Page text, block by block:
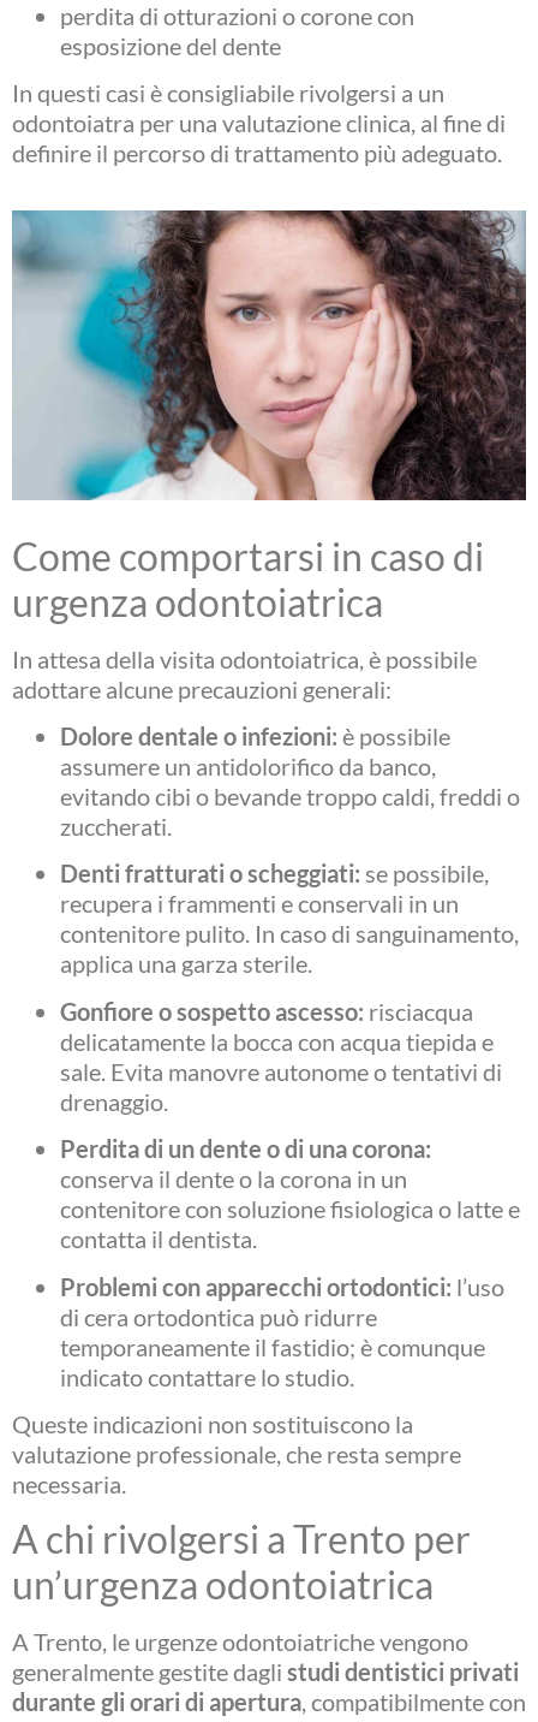
perdita di otturazioni o corone con
esposizione del dente
In questi casi è consigliabile rivolgersi a un
odontoiatra per una valutazione clinica, al fine di
definire il percorso di trattamento più adeguato.
Come comportarsi in caso di
urgenza odontoiatrica
In attesa della visita odontoiatrica, è possibile
adottare alcune precauzioni generali:
Dolore dentale o infezioni: è possibile
assumere un antidolorifico da banco,
evitando cibi o bevande troppo caldi, freddi o
zuccherati.
Denti fratturati o scheggiati: se possibile,
recupera i frammenti e conservali in un
contenitore pulito. In caso di sanguinamento,
applica una garza sterile.
Gonfiore o sospetto ascesso: risciacqua
delicatamente la bocca con acqua tiepida e
sale. Evita manovre autonome o tentativi di
drenaggio.
Perdita di un dente o di una corona:
conserva il dente o la corona in un
contenitore con soluzione fisiologica o latte e
contatta il dentista.
Problemi con apparecchi ortodontici: l’uso
di cera ortodontica può ridurre
temporaneamente il fastidio; è comunque
indicato contattare lo studio.
Queste indicazioni non sostituiscono la
valutazione professionale, che resta sempre
necessaria.
A chi rivolgersi a Trento per
un’urgenza odontoiatrica
A Trento, le urgenze odontoiatriche vengono
generalmente gestite dagli studi dentistici privati
durante gli orari di apertura, compatibilmente con